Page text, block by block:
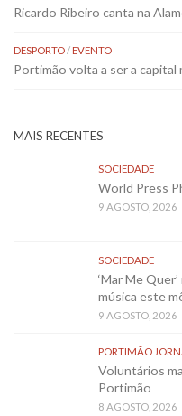
Ricardo Ribeiro canta na
DESPORTO/EVENTO
Portimão volta a ser a capital
MAIS RECENTES
SOCIEDADE
World Press
9 AGOSTO, 2026
SOCIEDADE
‘Mar Me
música este
9 AGOSTO, 2026
PORTIMÃO
Voluntários
Portimão
8 AGOSTO, 2026